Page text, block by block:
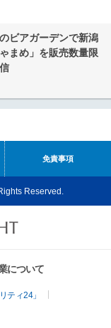
ビアガーデンで新潟
まめ」を販売数量限
免責事項
Reserved.
について
ティ24」